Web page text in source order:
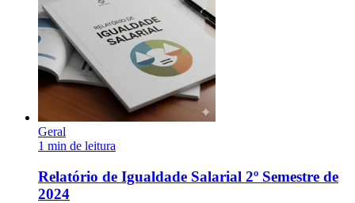
Geral
1 min de leitura
Relatório de Igualdade Salarial 2º Semestre de
2024